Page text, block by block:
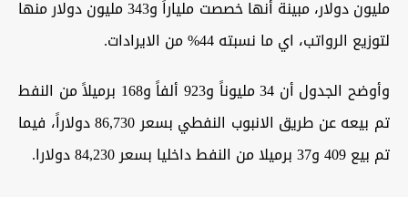
مليون دولار، مبينة أنها خصصت ملياراً و343 مليون دولار منها
لتوزيع الرواتب، اي ما نسبته 44%؜ من الايرادات.
وأوضح الجدول أن 34 مليوناً و923 ألفاً و168 برميلاً من النفط
تم بيعه عن طريق الانبوب النفطي بسعر 86,730 دولاراً، فيما
تم بيع 409 و37 برميلا من النفط داخليا بسعر 84,230 دولارا.